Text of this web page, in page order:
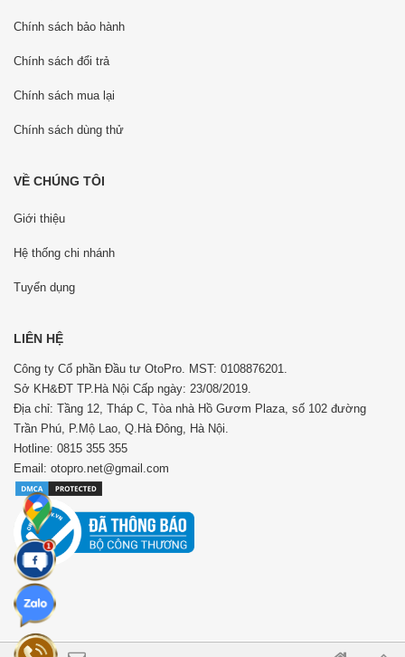
Chính sách bảo hành
Chính sách đổi trả
Chính sách mua lại
Chính sách dùng thử
VỀ CHÚNG TÔI
Giới thiệu
Hệ thống chi nhánh
Tuyển dụng
LIÊN HỆ
Công ty Cổ phần Đầu tư OtoPro. MST: 0108876201.
Sở KH&ĐT TP.Hà Nội Cấp ngày: 23/08/2019.
Địa chỉ: Tầng 12, Tháp C, Tòa nhà Hồ Gươm Plaza, số 102 đường
Trần Phú, P.Mộ Lao, Q.Hà Đông, Hà Nội.
Hotline: 0815 355 355
Email: otopro.net@gmail.com